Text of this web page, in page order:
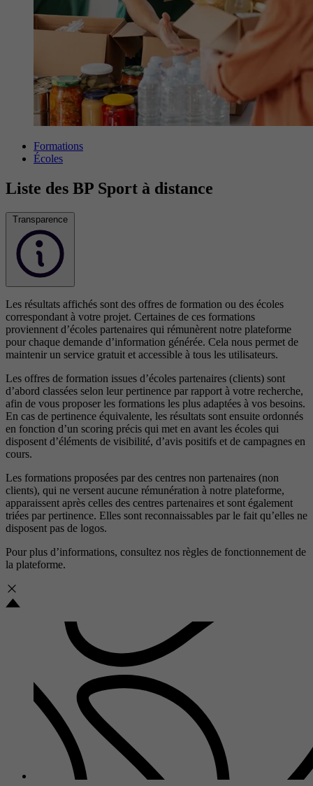
Formations
Écoles
Liste des BP Sport à distance
Transparence
Les résultats affichés sont des offres de formation ou des écoles
correspondant à votre projet. Certaines de ces formations
proviennent d’écoles partenaires qui rémunèrent notre plateforme
pour chaque demande d’information générée. Cela nous permet de
maintenir un service gratuit et accessible à tous les utilisateurs.
Les offres de formation issues d’écoles partenaires (clients) sont
d’abord classées selon leur pertinence par rapport à votre recherche,
afin de vous proposer les formations les plus adaptées à vos besoins.
En cas de pertinence équivalente, les résultats sont ensuite ordonnés
en fonction d’un scoring précis qui met en avant les écoles qui
disposent d’éléments de visibilité, d’avis positifs et de campagnes en
cours.
Les formations proposées par des centres non partenaires (non
clients), qui ne versent aucune rémunération à notre plateforme,
apparaissent après celles des centres partenaires et sont également
triées par pertinence. Elles sont reconnaissables par le fait qu’elles ne
disposent pas de logos.
Pour plus d’informations, consultez nos règles de fonctionnement de
la plateforme.